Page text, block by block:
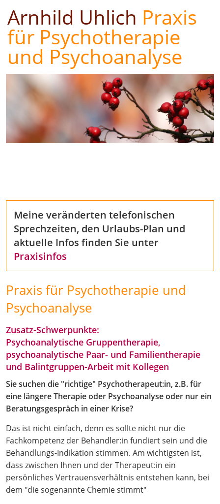
Arnhild Uhlich Praxis
für Psychotherapie
und Psychoanalyse
Meine veränderten telefonischen
Sprechzeiten, den Urlaubs-Plan und
aktuelle Infos finden Sie unter
Praxisinfos
Praxis für Psychotherapie und
Psychoanalyse
Zusatz-Schwerpunkte:
Psychoanalytische Gruppentherapie,
psychoanalytische Paar- und Familientherapie
und Balintgruppen-Arbeit mit Kollegen
Sie suchen die "richtige" Psychotherapeut:in, z.B. für
eine längere Therapie oder Psychoanalyse oder nur ein
Beratungsgespräch in einer Krise?
Das ist nicht einfach, denn es sollte nicht nur die
Fachkompetenz der Behandler:in fundiert sein und die
Behandlungs-Indikation stimmen. Am wichtigsten ist,
dass zwischen Ihnen und der Therapeut:in ein
persönliches Vertrauensverhältnis entstehen kann, bei
dem "die sogenannte Chemie stimmt"